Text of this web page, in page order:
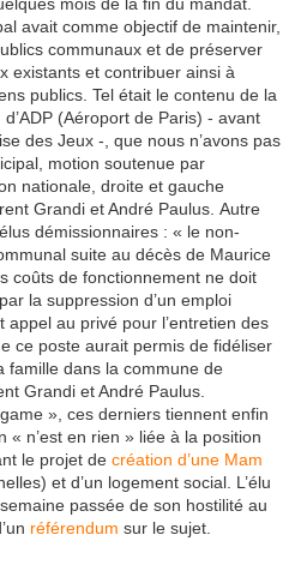
avait comme objectif de maintenir,
communaux et de préserver
existants et contribuer ainsi à
publics. Tel était le contenu de la
(Aéroport de Paris) - avant
des Jeux -, que nous n’avons pas
motion soutenue par
nationale, droite et gauche
Grandi et André Paulus. Autre
démissionnaires : « le non-
suite au décès de Maurice
coûts de fonctionnement ne doit
la suppression d’un emploi
au privé pour l’entretien des
ce poste aurait permis de fidéliser
famille dans la commune de
Grandi et André Paulus.
», ces derniers tiennent enfin
« n’est en rien » liée à la position
le projet de création d’une Mam
et d’un logement social. L’élu
passée de son hostilité au
référendum sur le sujet.